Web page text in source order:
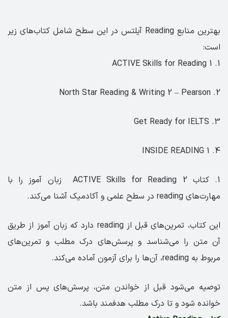
بهترین منابع Reading آیلتس در این سطح شامل کتاب‌های زیر
است:
1. ACTIVE Skills for Reading 1
2. North Star Reading & Writing 2 – Pearson
3. Get Ready for IELTS
4. INSIDE READING 1
1. کتاب ACTIVE Skills for Reading 2 زبان آموز را با
مهارت‌های reading در سطح علمی و آکادمیک آشنا می‌کند.
این کتاب، تمرین‌های قبل از reading دارد که زبان آموز از طریق
آن متن را می‌شناسد و پرسش‌های درک مطلب و تمرین‌های
مربوط به reading، آن‌ها را برای آزمون آماده می‌کند.
توصیه می‌شود قبل از خواندن متن، پرسش‌های پس از متن
خوانده شود و تا درک مطلب هدفمند باشد.